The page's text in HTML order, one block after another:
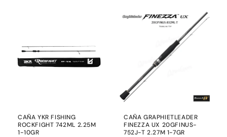
CAÑA YKR FISHING
ROCKFIGHT 742ML 2.25M
1-10GR
CAÑA GRAPHIETLEADER
FINEZZA UX 20GFINUS-
752J-T 2.27M 1-7GR